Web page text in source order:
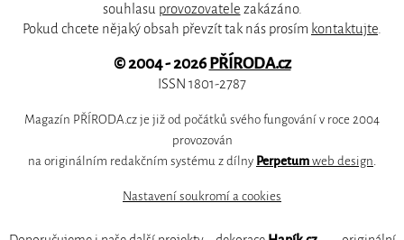
souhlasu provozovatele zakázáno.
Pokud chcete nějaký obsah převzít tak nás prosím kontaktujte
© 2004 - 2026PŘÍRODA.cz
ISSN 1801-2787
Magazín PŘÍRODA.cz je již od počátků svého fungování v roce 2004
provozován
na originálním redakčním systému z dílny Perpetum web design
Nastavení soukromí a cookies